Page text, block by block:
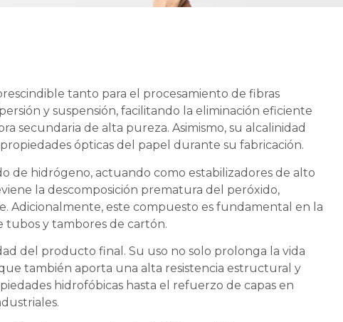
tanto para el procesamiento de fibras
y suspensión, facilitando la eliminación eficiente
secundaria de alta pureza. Asimismo, su alcalinidad
ópticas del papel durante su fabricación.
de hidrógeno, actuando como estabilizadores de alto
la descomposición prematura del peróxido,
Adicionalmente, este compuesto es fundamental en la
tubos y tambores de cartón.
del producto final. Su uso no solo prolonga la vida
también aporta una alta resistencia estructural y
hidrofóbicas hasta el refuerzo de capas en